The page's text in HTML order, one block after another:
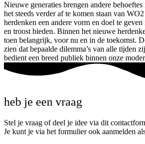
Nieuwe generaties brengen andere
het steeds verder af te komen staan van
herdenken een andere vorm en doel te geven
en troost bieden. Binnen het nieuwe
toen belangrijk, voor nu en in de toekomst.
zien dat bepaalde dilemma’s van alle tijden
bedient een breed publiek binnen onze
heb je een vraag
Stel je vraag of deel je idee via dit
Je kunt je via het formulier ook aanmelden